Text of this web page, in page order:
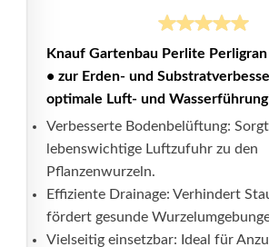
Knauf Gartenbau Perlite
• zur Erden- und
optimale Luft- und
Verbesserte Bodenbelüftung:
lebenswichtige Luftzufuhr zu den
Pflanzenwurzeln.
Effiziente Drainage: Verhindert
fördert gesunde
Vielseitig einsetzbar: Ideal für